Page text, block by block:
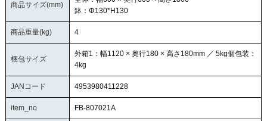
商品サイズ(mm)
鉢：Φ130*H130
商品重量(kg) 4
梱包サイズ
外箱1：幅1120 × 奥行180 × 高さ180mm ／ 5kg個包装：
4kg
JANコード 4953980411228
item_no FB-807021A